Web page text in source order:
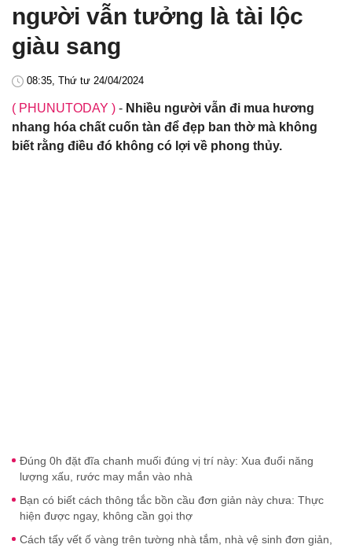
người vẫn tưởng là tài lộc
giàu sang
08:35, Thứ tư 24/04/2024
( PHUNUTODAY ) - Nhiều người vẫn đi mua hương
nhang hóa chất cuốn tàn để đẹp ban thờ mà không
biết rằng điều đó không có lợi về phong thủy.
Đúng 0h đặt đĩa chanh muối đúng vị trí này: Xua đuổi năng
lượng xấu, rước may mắn vào nhà
Bạn có biết cách thông tắc bồn cầu đơn giản này chưa: Thực
hiện được ngay, không cần gọi thợ
Cách tẩy vết ố vàng trên tường nhà tắm, nhà vệ sinh đơn giản,